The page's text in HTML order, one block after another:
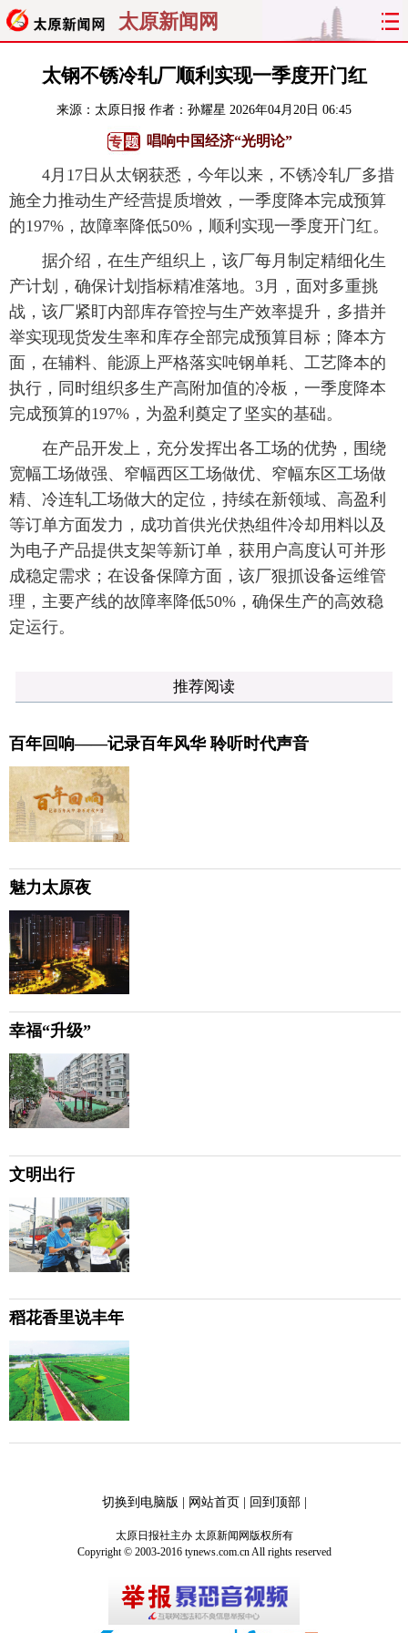
太原新闻网
首页 聚焦 太原 山西
经济 关注 文明 出行
旅游 理财 政务 教育
看天下 晋月读 最太原 网罗民生
太原日报 太原晚报 社区
太钢不锈冷轧厂顺利实现一季度开门红
来源： 太原日报 作者：孙耀星 2026年04月20日 06:45
唱响中国经济“光明论”
4月17日从太钢获悉，今年以来，不锈冷轧厂多措
施全力推动生产经营提质增效，一季度降本完成预算
的197%，故障率降低50%，顺利实现一季度开门红。
据介绍，在生产组织上，该厂每月制定精细化生
产计划，确保计划指标精准落地。3月，面对多重挑
战，该厂紧盯内部库存管控与生产效率提升，多措并
举实现现货发生率和库存全部完成预算目标；降本方
面，在辅料、能源上严格落实吨钢单耗、工艺降本的
执行，同时组织多生产高附加值的冷板，一季度降本
完成预算的197%，为盈利奠定了坚实的基础。
在产品开发上，充分发挥出各工场的优势，围绕
宽幅工场做强、窄幅西区工场做优、窄幅东区工场做
精、冷连轧工场做大的定位，持续在新领域、高盈利
等订单方面发力，成功首供光伏热组件冷却用料以及
为电子产品提供支架等新订单，获用户高度认可并形
成稳定需求；在设备保障方面，该厂狠抓设备运维管
理，主要产线的故障率降低50%，确保生产的高效稳
定运行。
推荐阅读
百年回响——记录百年风华 聆听时代声音
魅力太原夜
幸福“升级”
文明出行
稻花香里说丰年
切换到电脑版 | 网站首页| 回到顶部|
太原日报社主办 太原新闻网版权所有
Copyright © 2003-2016 tynews.com.cn All rights reserved